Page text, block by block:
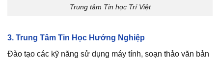
Trung tâm Tin học Trí Việt
3. Trung Tâm Tin Học Hướng Nghiệp
Đào tạo các kỹ năng sử dụng máy tính, soạn thảo văn bản